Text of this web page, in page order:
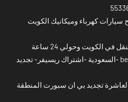
سيارات كهرباء وميكانيك الكويت
في الكويت وحولي 24 ساعة
بي ان سبورت - bein sport -السعودية -اشتراك ريسيفر- تجديد
تجديد بي ان سبورت المنطقة